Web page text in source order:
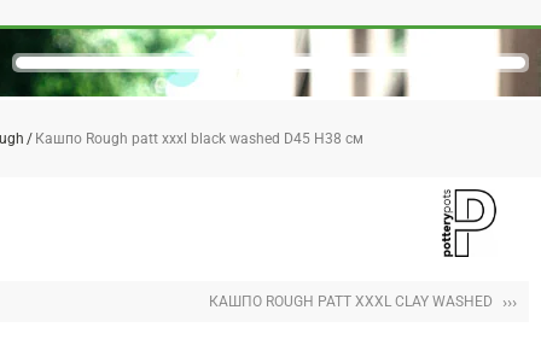
Кашпо Rough patt xxxl black washed D45 H38 см
КАШПО ROUGH PATT XXXL CLAY WASHED ›››